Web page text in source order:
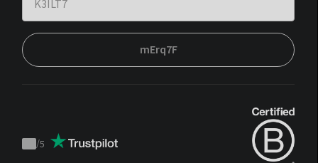
mErq7F
Trustpilot
/5